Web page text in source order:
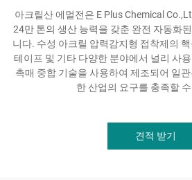
아크릴산 에멀전은 E Plus Chemical
24만 톤의 생산 능력을 갖춘 완전 자동화
니다. 수성 아크릴 압력감지형 접착제의
테이프 및 기타 다양한 분야에서 널리 사
촉매 중합 기술을 사용하여 제조되어 일
한 산업의 요구를 충족할
견적 받기